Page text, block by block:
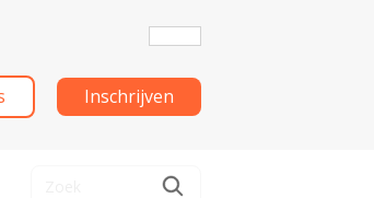
Inschrijven